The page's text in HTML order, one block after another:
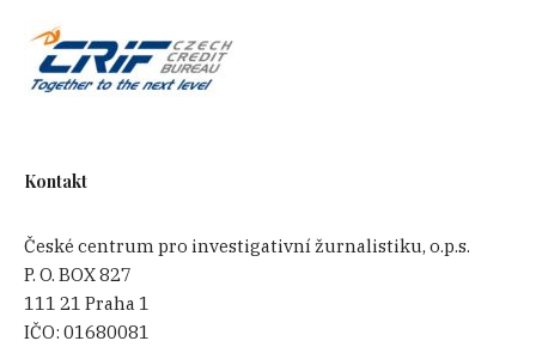
Kontakt
České centrum pro investigativní žurnalistiku, o.p.s.
P. O. BOX 827
111 21 Praha 1
IČO:01680081